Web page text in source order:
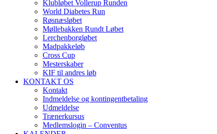
Klubløbet Vollerup Runden
World Diabetes Run
Røsnæsløbet
Møllebakken Rundt Løbet
Lerchenborgløbet
Madpakkeløb
Cross Cup
Mesterskaber
KIF til andres løb
KONTAKT OS
Kontakt
Indmeldelse og kontingentbetaling
Udmeldelse
Trænerkursus
Medlemslogin – Conventus